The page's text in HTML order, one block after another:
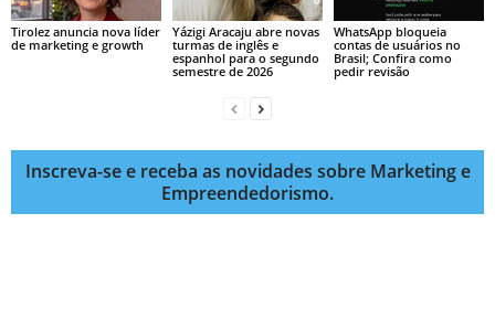
Tirolez anuncia nova líder
de marketing e growth
Yázigi Aracaju abre novas
turmas de inglês e
espanhol para o segundo
semestre de 2026
WhatsApp bloqueia
contas de usuários no
Brasil; Confira como
pedir revisão
Inscreva-se e receba as novidades sobre Marketing e
Empreendedorismo.